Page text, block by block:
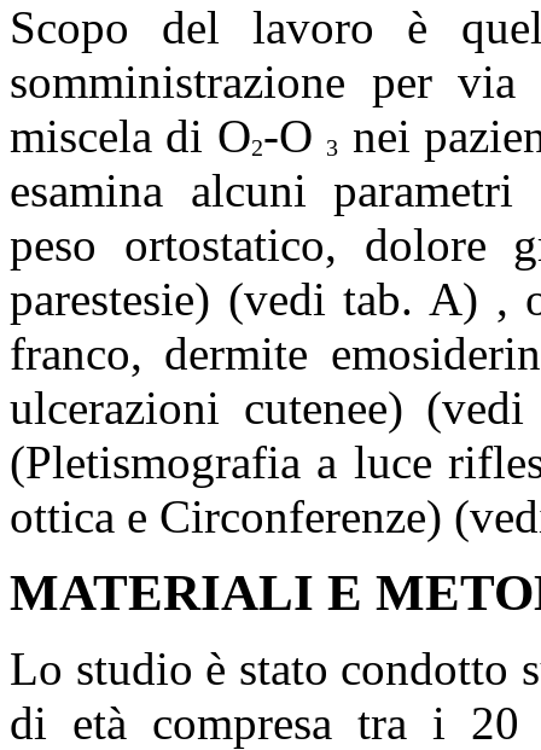
Scopo del lavoro è
somministrazione per via
miscela di O2-O 3 nei
esamina alcuni
peso ortostatico, dolore
parestesie) (vedi tab. A) ,
franco, dermite
ulcerazioni cutenee)
(Pletismografia a luce
ottica e Circonferenze)
MATERIALI E
Lo studio è stato condotto
di età compresa tra i 20